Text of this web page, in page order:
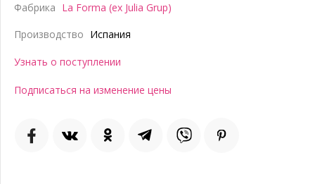
Фабрика La Forma (ex Julia Grup)
Производство Испания
Узнать о поступлении
Подписаться на изменение цены